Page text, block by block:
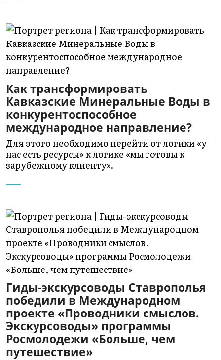
Как трансформировать
Кавказские Минеральные Воды в
конкурентоспособное
международное направление?
Для этого необходимо перейти от логики «у
нас есть ресурсы» к логике «мы готовы к
зарубежному клиенту».
Гиды-экскурсоводы Ставрополья
победили в Международном
проекте «Проводники смыслов.
Экскурсоводы» программы
Росмолодежи «Больше, чем
путешествие»